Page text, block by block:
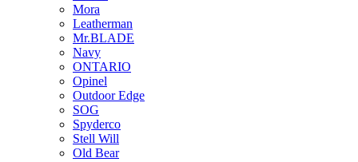
Mora
Leatherman
Mr.BLADE
Navy
ONTARIO
Opinel
Outdoor Edge
SOG
Spyderco
Stell Will
Old Bear